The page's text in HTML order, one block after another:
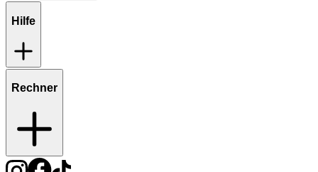
Hilfe
Rechner